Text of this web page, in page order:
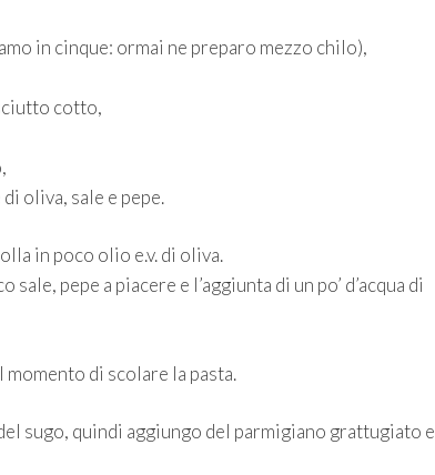
in cinque: ormai ne preparo mezzo chilo),
cotto,
oliva, sale e pepe.
in poco olio e.v. di oliva.
pepe a piacere e l’aggiunta di un po’ d’acqua di
di scolare la pasta.
sugo, quindi aggiungo del parmigiano grattugiato e